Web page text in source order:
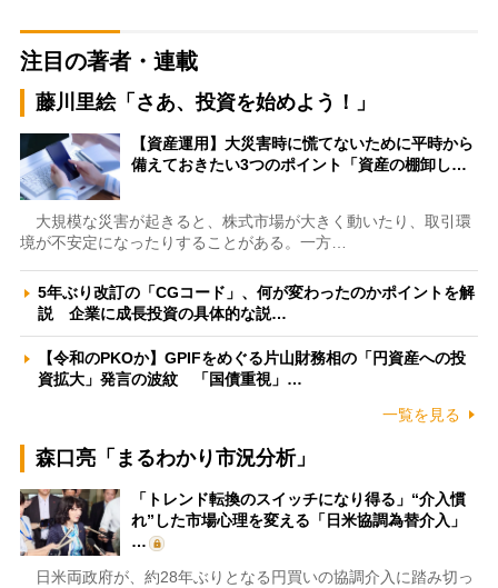
注目の著者・連載
藤川里絵「さあ、投資を始めよう！」
【資産運用】大災害時に慌てないために平時から
備えておきたい3つのポイント「資産の棚卸し…
大規模な災害が起きると、株式市場が大きく動いたり、取引環
境が不安定になったりすることがある。一方…
5年ぶり改訂の「CGコード」、何が変わったのかポイントを解
説 企業に成長投資の具体的な説…
【令和のPKOか】GPIFをめぐる片山財務相の「円資産への投
資拡大」発言の波紋 「国債重視」…
一覧を見る
森口亮「まるわかり市況分析」
「トレンド転換のスイッチになり得る」“介入慣
れ”した市場心理を変える「日米協調為替介入」
…
日米両政府が、約28年ぶりとなる円買いの協調介入に踏み切っ